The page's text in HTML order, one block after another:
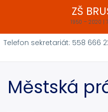
obsahu
ZŠ
1950 – 2020 |
Telefon sekretariát: 558 666
Městská